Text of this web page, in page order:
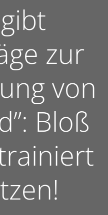
zur
von
Bloß